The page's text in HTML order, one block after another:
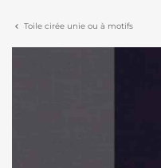
Toile cirée unie ou à motifs